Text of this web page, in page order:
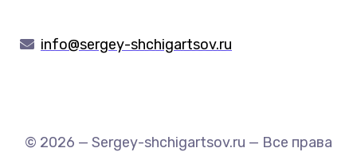
info@sergey-shchigartsov.ru
© 2026 — Sergey-shchigartsov.ru — Все права